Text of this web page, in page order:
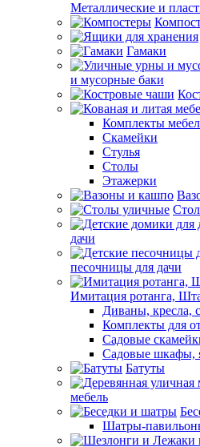
Металлические и
Гамаки
и мусорные баки
Комплекты
Скамейки
Стулья
Столы
Этажерки
дачи
песочницы для дачи
Имитация ротанга,
Диваны, кресла,
Комплекты для
Садовые
Садовые шкафы,
Батуты
мебель
Шатры-